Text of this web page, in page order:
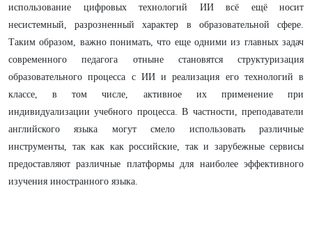
использование цифровых технологий ИИ всё ещё носит
несистемный, разрозненный характер в образовательной сфере.
Таким образом, важно понимать, что еще одними из главных задач
современного педагога отныне становятся структуризация
образовательного процесса с ИИ и реализация его технологий в
классе, в том числе, активное их применение при
индивидуализации учебного процесса. В частности, преподаватели
английского языка могут смело использовать различные
инструменты, так как как российские, так и зарубежные сервисы
предоставляют различные платформы для наиболее эффективного
изучения иностранного языка.